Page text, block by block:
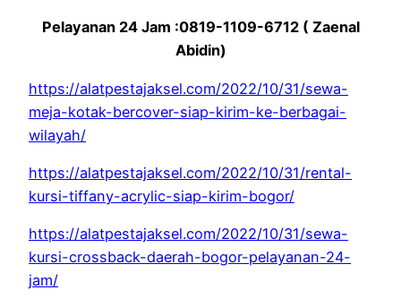
Pelayanan 24 Jam :0819-1109-6712 ( Zaenal
Abidin)
https://alatpestajaksel.com/2022/10/31/sewa-
meja-kotak-bercover-siap-kirim-ke-berbagai-
wilayah/
https://alatpestajaksel.com/2022/10/31/rental-
kursi-tiffany-acrylic-siap-kirim-bogor/
https://alatpestajaksel.com/2022/10/31/sewa-
kursi-crossback-daerah-bogor-pelayanan-24-
jam/